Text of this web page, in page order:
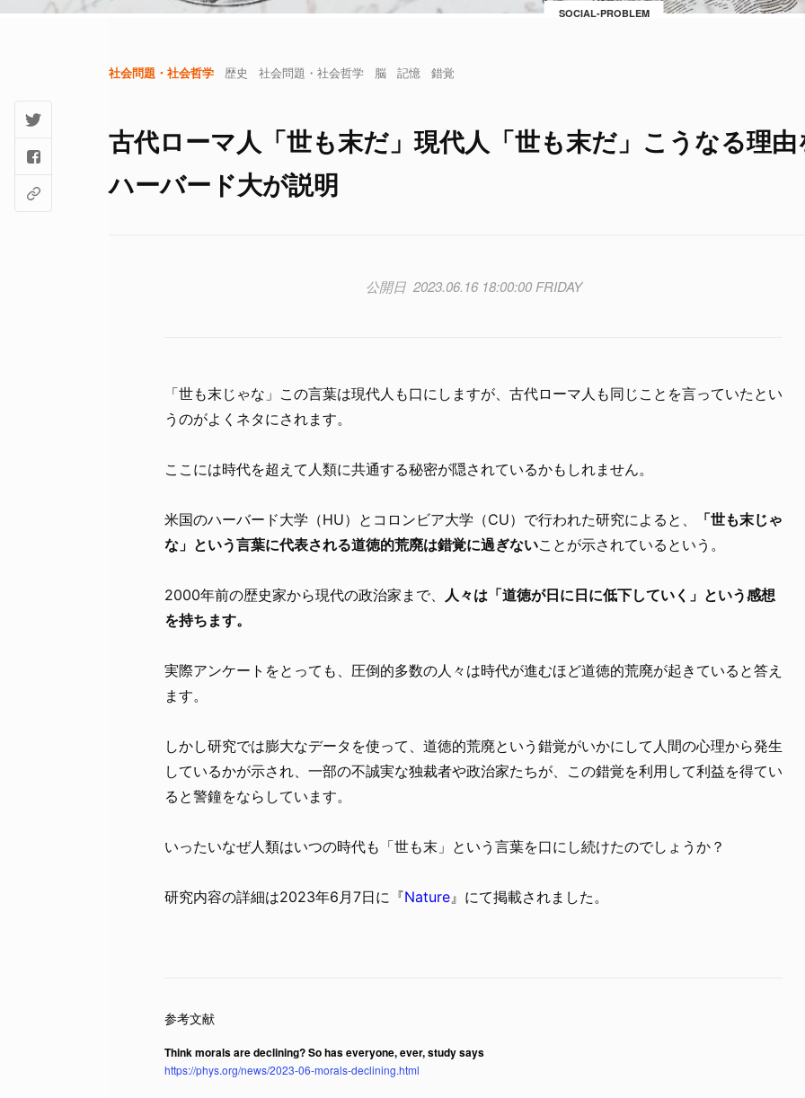
SOCIAL-PROBLEM
社会問題・社会哲学 歴史 社会問題・社会哲学 脳 記憶 錯覚
古代ローマ人「世も末だ」現代人「世も末だ」こうなる理由
ハーバード大が説明
2023.06.16 18:00:00 FRIDAY
「世も末じゃな」この言葉は現代人も口にしますが、古代ローマ人も同じことを言っていたとい
うのがよくネタにされます。
ここには時代を超えて人類に共通する秘密が隠されているかもしれません。
米国のハーバード大学（HU）とコロンビア大学（CU）で行われた研究によると、
「世も末じゃ
な」という言葉に代表される道徳的荒廃は錯覚に過ぎないことが示されているという。
2000年前の歴史家から現代の政治家まで、 人々は「道徳が日に日に低下していく」という感想
を持ちます。
実際アンケートをとっても、圧倒的多数の人々は時代が進むほど道徳的荒廃が起きていると答え
ます。
しかし研究では膨大なデータを使って、道徳的荒廃という錯覚がいかにして人間の心理から発生
しているかが示され、一部の不誠実な独裁者や政治家たちが、この錯覚を利用して利益を得てい
ると警鐘をならしています。
いったいなぜ人類はいつの時代も「世も末」という言葉を口にし続けたのでしょうか？
研究内容の詳細は2023年6月7日に『Nature』にて掲載されました。
Think morals are declining? So has everyone, ever, study says
https://phys.org/news/2023-06-morals-declining.html